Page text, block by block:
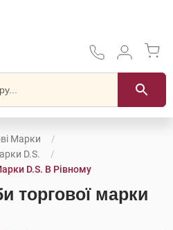
Марки
D.S.
D.S. В Рівному
торгової марки